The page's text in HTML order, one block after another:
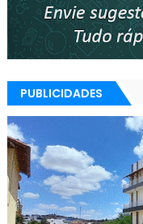
PUBLICIDADES